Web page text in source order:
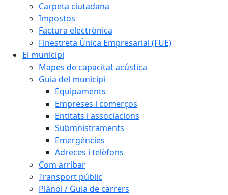
Carpeta ciutadana
Impostos
Factura electrònica
Finestreta Única Empresarial (FUE)
El municipi
Mapes de capacitat acústica
Guia del municipi
Equipaments
Empreses i comerços
Entitats i associacions
Submnistraments
Emergències
Adreces i telèfons
Com arribar
Transport públic
Plànol / Guia de carrers